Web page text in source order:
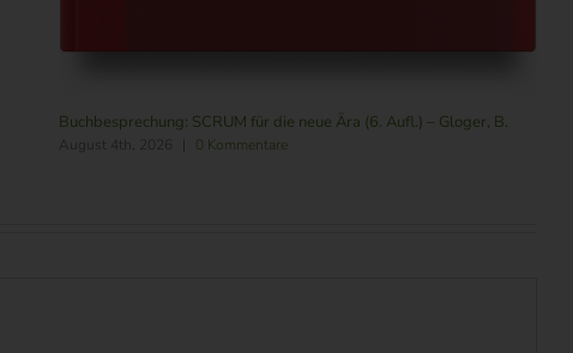
Buchbesprechung: SCRUM für die neue Ära (6. Aufl.) – Gloger, B.
August 4th, 2026 0 Kommentare